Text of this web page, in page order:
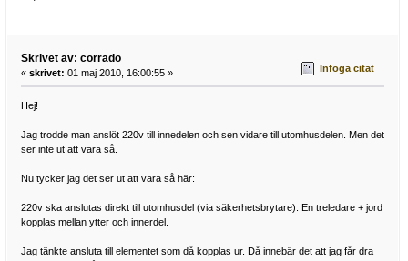
Skrivet av: corrado
« skrivet: 01 maj 2010, 16:00:55 » Infoga citat
Hej!
Jag trodde man anslöt 220v till innedelen och sen vidare till utomhusdelen. Men det
ser inte ut att vara så.
Nu tycker jag det ser ut att vara så här:
220v ska anslutas direkt till utomhusdel (via säkerhetsbrytare). En treledare + jord
kopplas mellan ytter och innerdel.
Jag tänkte ansluta till elementet som då kopplas ur. Då innebär det att jag får dra